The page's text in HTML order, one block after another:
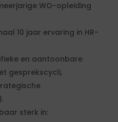
WO-opleiding
10 jaar ervaring in HR-
en aantoonbare
gesprekscycli,
sterk in: